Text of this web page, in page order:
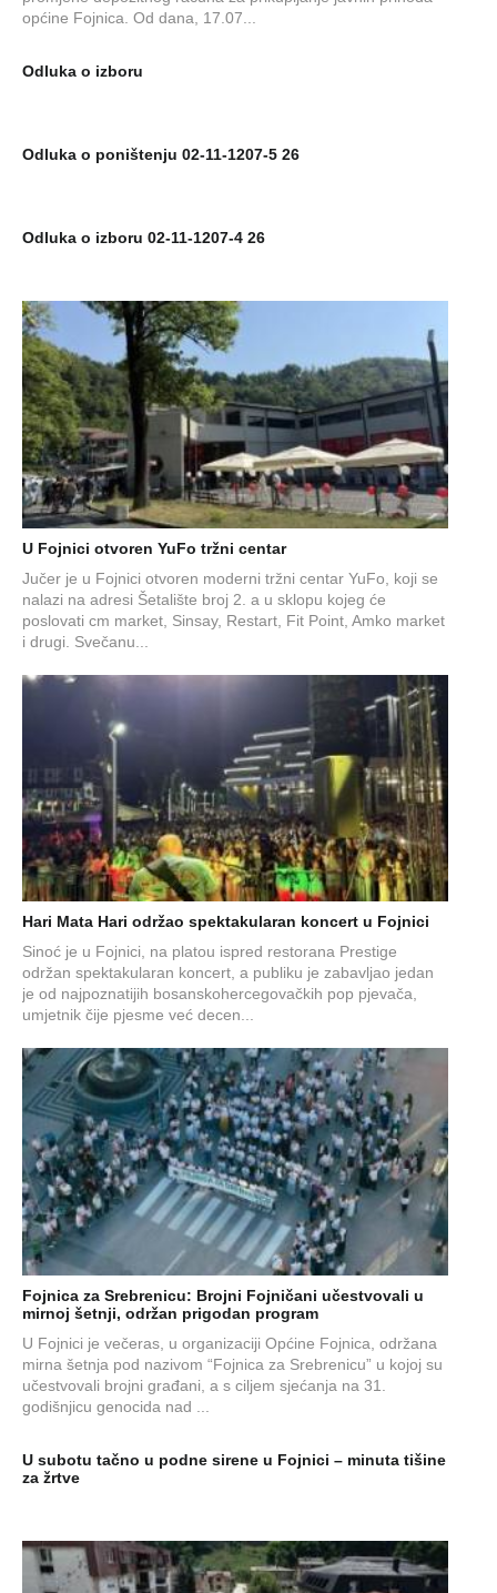
općine Fojnica. Od dana, 17.07...
Odluka o izboru
Odluka o poništenju 02-11-1207-5 26
Odluka o izboru 02-11-1207-4 26
U Fojnici otvoren YuFo tržni centar
Jučer je u Fojnici otvoren moderni tržni centar YuFo, koji se
nalazi na adresi Šetalište broj 2. a u sklopu kojeg će
poslovati cm market, Sinsay, Restart, Fit Point, Amko market
i drugi. Svečanu...
Hari Mata Hari održao spektakularan koncert u Fojnici
Sinoć je u Fojnici, na platou ispred restorana Prestige
održan spektakularan koncert, a publiku je zabavljao jedan
je od najpoznatijih bosanskohercegovačkih pop pjevača,
umjetnik čije pjesme već decen...
Fojnica za Srebrenicu: Brojni Fojničani učestvovali u
mirnoj šetnji, održan prigodan program
U Fojnici je večeras, u organizaciji Općine Fojnica, održana
mirna šetnja pod nazivom “Fojnica za Srebrenicu” u kojoj su
učestvovali brojni građani, a s ciljem sjećanja na 31.
godišnjicu genocida nad ...
U subotu tačno u podne sirene u Fojnici – minuta tišine
za žrtve